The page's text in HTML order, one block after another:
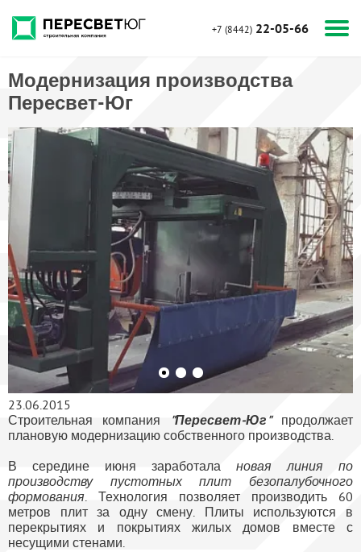
+7 (8442) 22-05-66
Модернизация производства
Пересвет-Юг
23.06.2015
Строительная компания
"Пересвет-Юг"продолжает
плановую модернизацию собственного производства.
В середине июня заработала новая линия по
производству пустотных плит безопалубочного
формования. Технология позволяет производить 60
метров плит за одну смену. Плиты используются в
перекрытиях и покрытиях жилых домов вместе с
несущими стенами.